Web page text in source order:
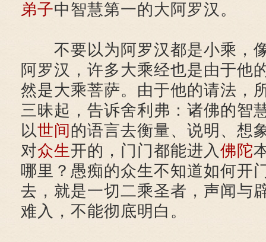
弟子中智慧第一的大阿罗汉。
不要以为阿罗汉都是小乘，
阿罗汉，许多大乘经也是由于他
然是大乘菩萨。由于他的请法，
三昧起，告诉舍利弗：诸佛的智
以世间 的语言去衡量、说明、想
对众生开的，门门都能进入佛陀
哪里？愚痴的众生不知道如何开
去，就是一切二乘圣者，声闻与
难入，不能彻底明白。